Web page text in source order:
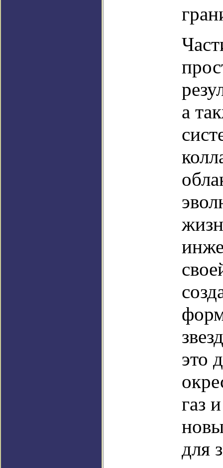
а
это
газ
для